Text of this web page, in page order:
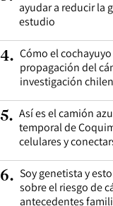
ayudar a reducir la
estudio
4. Cómo el
propagación del
investigación
5. Así es el camión
temporal de
celulares y
6. Soy genetista y
sobre el riesgo de
antecedentes